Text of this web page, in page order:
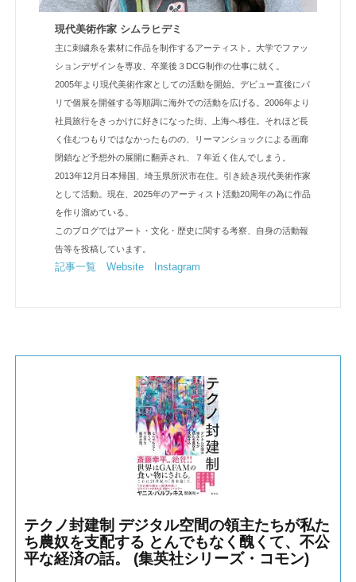
現代美術作家 シムラヒデミ
主に刺繍糸を素材に作品を制作するアーティスト。大学でファッ
ションデザインを専攻、卒業後３DCG制作の仕事に就く。
2005年より現代美術作家としての活動を開始。デビュー直後にパ
リで個展を開催する等順調に海外での活動を広げる。2006年より
社員旅行をきっかけに好きになった街、上海へ移住。それほど長
く住むつもりではなかったものの、リーマンショックによる画廊
閉鎖など予想外の展開に翻弄され、７年近く住んでしまう。
2013年12月日本帰国、埼玉県所沢市在住。引き続き現代美術作家
として活動。現在、2025年のアーティスト活動20周年の為に作品
を作り溜めている。
このブログではアート・文化・歴史に関する考察、自身の活動報
告等を投稿しています。
記事一覧 Website Instagram
テクノ封建制 デジタル空間の領主たちが私た
ち農奴を支配する とんでもなく醜くて、不公
平な経済の話。 (集英社シリーズ・コモン)